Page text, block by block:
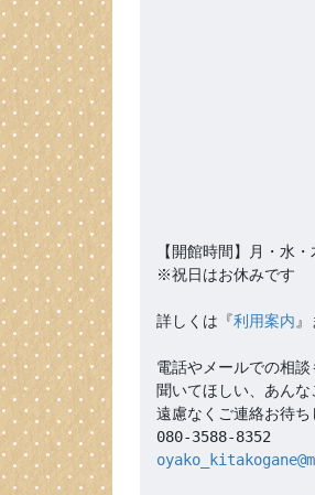
【開館時間】月・水
※祝日はお休みです
詳しくは『利用案内
電話やメールでの相談
聞いてほしい、あんな
遠慮なくご連絡お待ち